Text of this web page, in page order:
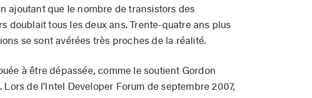
ajoutant que le nombre de transistors des
doublait tous les deux ans. Trente-quatre ans plus
se sont avérées très proches de la réalité.
à être dépassée, comme le soutient Gordon
de l’Intel Developer Forum de septembre 2007,